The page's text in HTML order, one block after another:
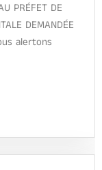
PRÉFET DE
DEMANDÉE
alertons